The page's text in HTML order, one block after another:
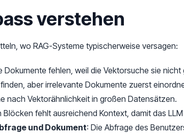
verstehen
wo RAG-Systeme typischerweise versagen:
Dokumente fehlen, weil die Vektorsuche sie nicht
aber irrelevante Dokumente zuerst
nach Vektorähnlichkeit in großen Datensätzen.
Blöcken fehlt ausreichend Kontext, damit das
und Dokument: Die Abfrage des